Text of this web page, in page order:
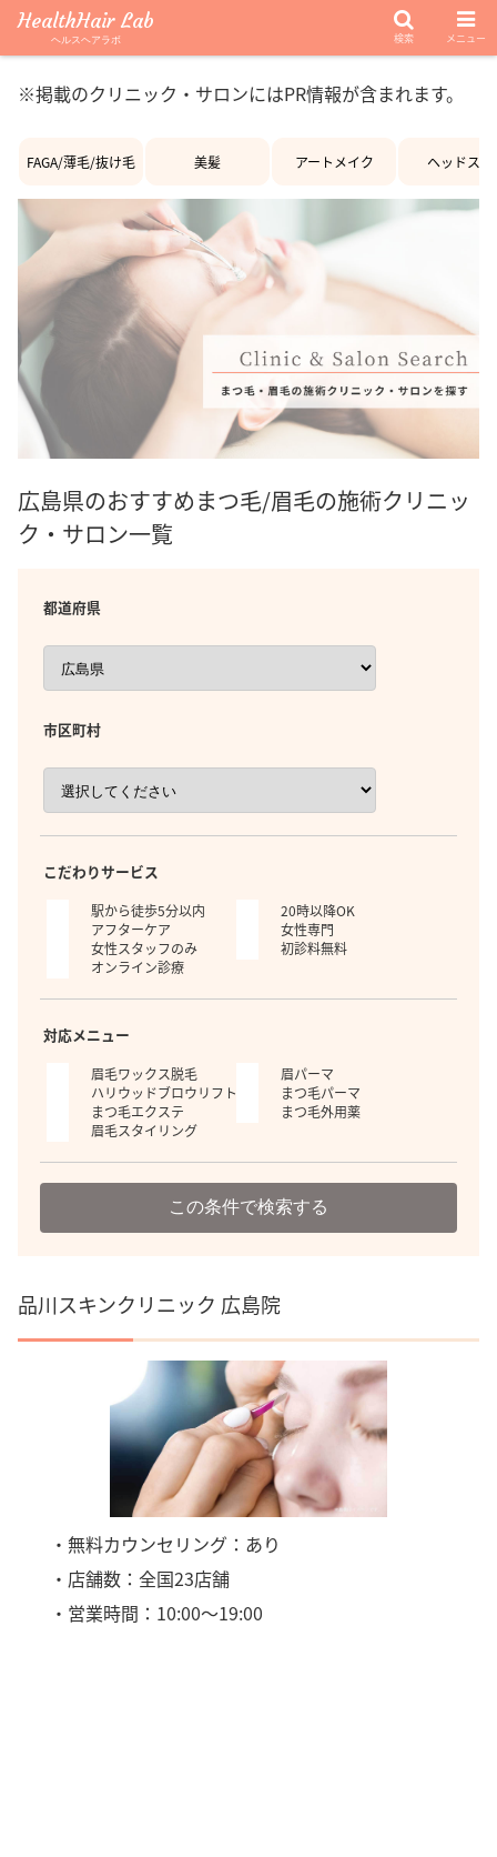
※掲載のクリニック・サロンにはPR情報が含まれます。
FAGA/薄毛/抜け毛 美髪 アートメイク ヘッドスパ
広島県のおすすめまつ毛/眉毛の施術クリニッ
ク・サロン一覧
都道府県
市区町村
こだわりサービス
駅から徒歩5分以内
20時以降OK
アフターケア
女性専門
女性スタッフのみ
初診料無料
オンライン診療
対応メニュー
眉毛ワックス脱毛
眉パーマ
ハリウッドブロウリフト
まつ毛パーマ
まつ毛エクステ
まつ毛外用薬
眉毛スタイリング
この条件で検索する
品川スキンクリニック 広島院
・無料カウンセリング：あり
・店舗数：全国23店舗
・営業時間：10:00～19:00
HealthHair Lab
ヘルスヘアラボ 検索 メニュー